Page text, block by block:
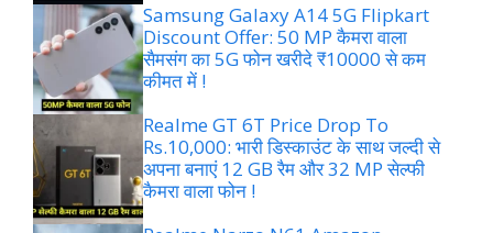
Samsung Galaxy A14 5G Flipkart
Discount Offer: 50 MP कैमरा वाला
सैमसंग का 5G फोन खरीदे ₹10000 से कम
कीमत में !
Realme GT 6T Price Drop To
Rs.10,000: भारी डिस्काउंट के साथ जल्दी से
अपना बनाएं 12 GB रैम और 32 MP सेल्फी
कैमरा वाला फोन !